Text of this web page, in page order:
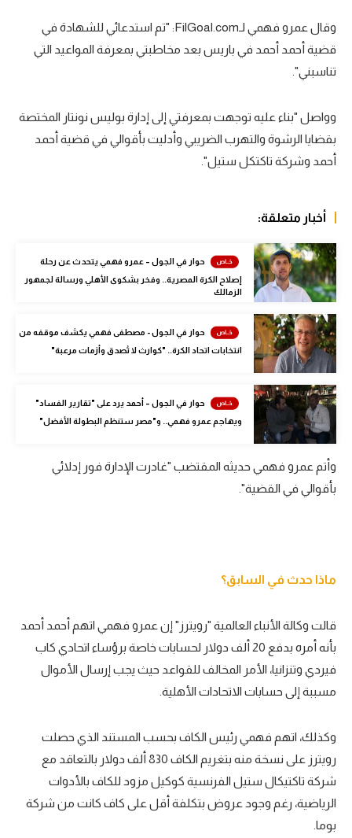
الدوري الإنجليزي
الدوري الإسباني
دوري أبطال أوروبا
القسم الثاني
كرة سلة
كرة يد
كرة طائرة
الوطن العربي
في المونديال
رياضة نسائية
أمريكا
أقسام خاصة
ميركاتو
تحقيق في الجول
تقرير في الجول
حكايات في الجول
كويز في الجول
فيديو في الجول
وقال عمرو فهمي لـFilGoal.com: "تم استدعائي للشهادة في
قضية أحمد أحمد في باريس بعد مخاطبتي بمعرفة المواعيد التي
تناسبني".
وواصل "بناء عليه توجهت بمعرفتي إلى إدارة بوليس نونتار المختصة
بقضايا الرشوة والتهرب الضريبي وأدليت بأقوالي في قضية أحمد
أحمد وشركة تاكتكل ستيل".
أخبار متعلقة:
حوار في الجول – عمرو فهمي يتحدث عن رحلة
إصلاح الكرة المصرية.. وفخر بشكوى الأهلي ورسالة لجمهور
الزمالك
حوار في الجول - مصطفى فهمي يكشف موقفه من
انتخابات اتحاد الكرة.. "كوارث لا تُصدق وأزمات مرعبة"
حوار في الجول – أحمد يرد على "تقارير الفساد"
ويهاجم عمرو فهمي.. و"مصر ستنظم البطولة الأفضل"
وأتم عمرو فهمي حديثه المقتضب "غادرت الإدارة فور إدلائي
بأقوالي في القضية".
ماذا حدث في السابق؟
قالت وكالة الأنباء العالمية "رويترز" إن عمرو فهمي اتهم أحمد أحمد
بأنه أمره بدفع 20 ألف دولار لحسابات خاصة برؤساء اتحادي كاب
فيردي وتنزانيا، الأمر المخالف للقواعد حيث يجب إرسال الأموال
مسببة إلى حسابات الاتحادات الأهلية.
وكذلك، اتهم فهمي رئيس الكاف بحسب المستند الذي حصلت
رويترز على نسخة منه بتغريم الكاف 830 ألف دولار بالتعاقد مع
شركة تاكتيكال ستيل الفرنسية كوكيل مزود للكاف بالأدوات
الرياضية، رغم وجود عروض بتكلفة أقل على كاف كانت من شركة
بوما.